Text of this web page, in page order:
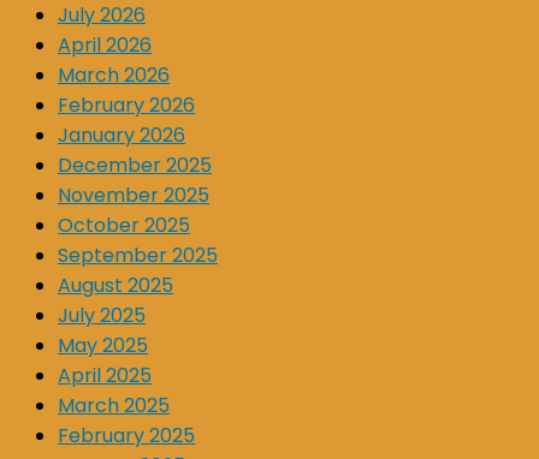
July 2026
April 2026
March 2026
February 2026
January 2026
December 2025
November 2025
October 2025
September 2025
August 2025
July 2025
May 2025
April 2025
March 2025
February 2025